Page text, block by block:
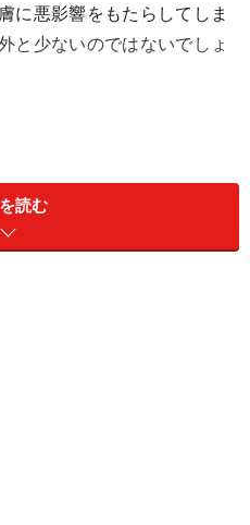
に悪影響をもたらしてしま
と少ないのではないでしょ
るものにもかかわらず、汗
てしまうことがあります。
読む